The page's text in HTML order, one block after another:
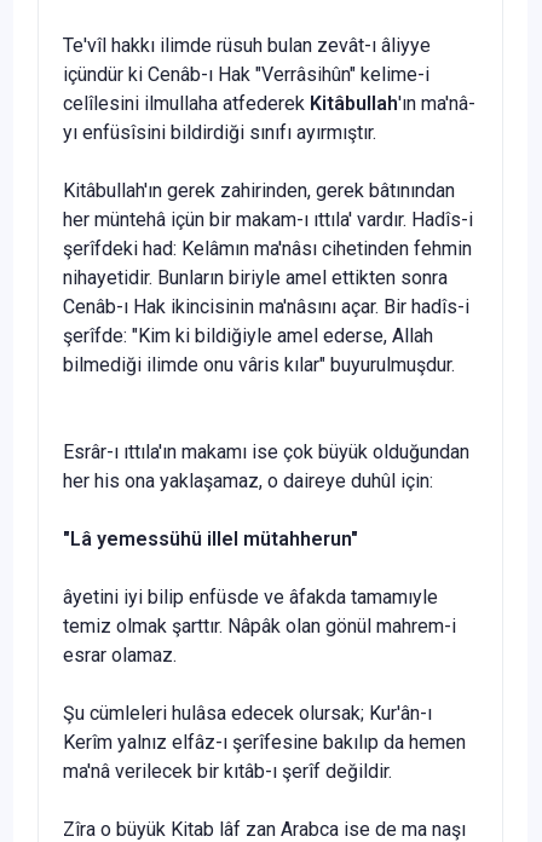
Te'vîl hakkı ilimde rüsuh bulan zevât-ı âliyye
içündür ki Cenâb-ı Hak "Verrâsihûn" kelime-i
celîlesini ilmullaha atfede­rek Kitâbullah'ın ma'nâ-
yı enfüsîsini bildirdiği sınıfı ayırmıştır.
Kitâbullah'ın gerek zahirinden, gerek bâtınından
her müntehâ içün bir makam-ı ıttıla' vardır. Hadîs-i
şerîfdeki had: Kelâ­mın ma'nâsı cihetinden fehmin
nihayetidir. Bunların biriyle amel ettikten sonra
Cenâb-ı Hak ikincisinin ma'nâsını açar. Bir hadîs-i
şerîfde: "Kim ki bildiğiyle amel ederse, Allah
bilmediği ilimde onu vâris kılar" buyurulmuşdur.
Esrâr-ı ıttıla'ın makamı ise çok büyük olduğundan
her his ona yaklaşamaz, o daireye duhûl için:
"Lâ yemessühü illel mütahherun"
âyetini iyi bilip enfüsde ve âfakda tamamıyle
temiz olmak şart­tır. Nâpâk olan gönül mahrem-i
esrar olamaz.
Şu cümleleri hulâsa edecek olursak; Kur'ân-ı
Kerîm yalnız elfâz-ı şerîfesine bakılıp da hemen
ma'nâ verilecek bir kıtâb-ı şerîf değildir.
Zîra o büyük Kitab lâf zan Arabca ise de ma naşı